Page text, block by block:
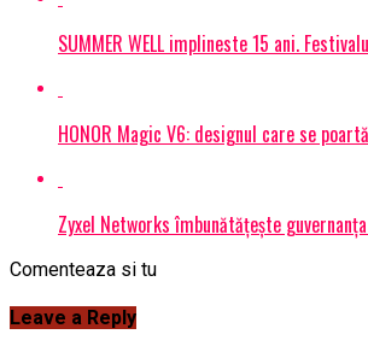
SUMMER WELL implineste 15 ani.
HONOR Magic V6: designul care se poartă
Zyxel Networks îmbunătățește
Comenteaza si tu
Leave a Reply